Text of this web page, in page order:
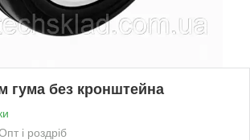
гума без кронштейна
і роздріб